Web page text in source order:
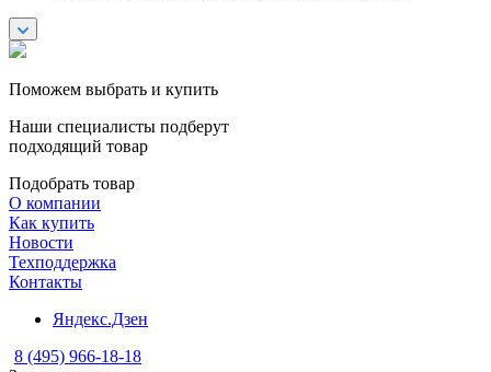
Поможем выбрать и купить
Наши специалисты подберут
подходящий товар
Подобрать товар
О компании
Как купить
Новости
Техподдержка
Контакты
Яндекс.Дзен
8 (495) 966-18-18